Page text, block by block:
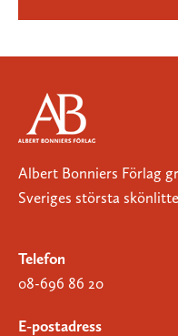
Albert Bonniers Förlag
Sveriges största
Telefon
08-696 86 20
E-postadress